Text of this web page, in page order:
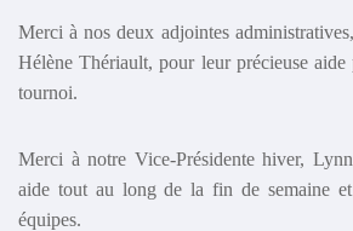
Merci à nos deux adjointes
Hélène Thériault, pour leur précieuse
tournoi.
Merci à notre Vice-Présidente hiver,
aide tout au long de la fin de semaine
équipes.